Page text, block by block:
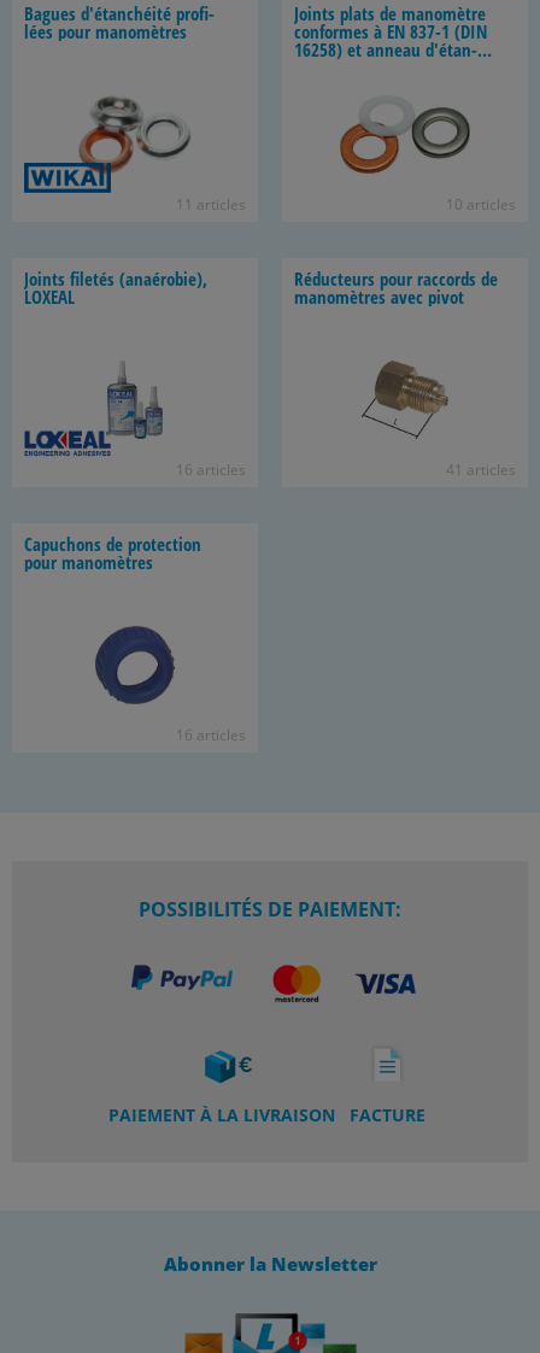
Bagues d'étan­chéi­té pro­fi­
lées pour ma­no­mètres
11 ar­ticles
Joints plats de ma­no­mètre
conformes à EN 837-1 (DIN
16258) et an­neau d'étan­
10 ar­ticles
Joints fi­le­tés (anaé­ro­bie),
LOXEAL
16 ar­ticles
Ré­duc­teurs pour rac­cords de
ma­no­mètres avec pivot
41 ar­ticles
Ca­pu­chons de pro­tec­tion
pour ma­no­mètres
16 ar­ticles
POSSIBILITÉS DE PAIEMENT:
PAIEMENT À LA LIVRAISON FACTURE
Abonner la Newsletter